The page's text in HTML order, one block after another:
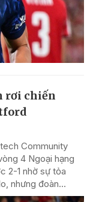
rơi chiến
Community
4 Ngoại hạng
2-1 nhờ sự tỏa
nhưng đoàn...